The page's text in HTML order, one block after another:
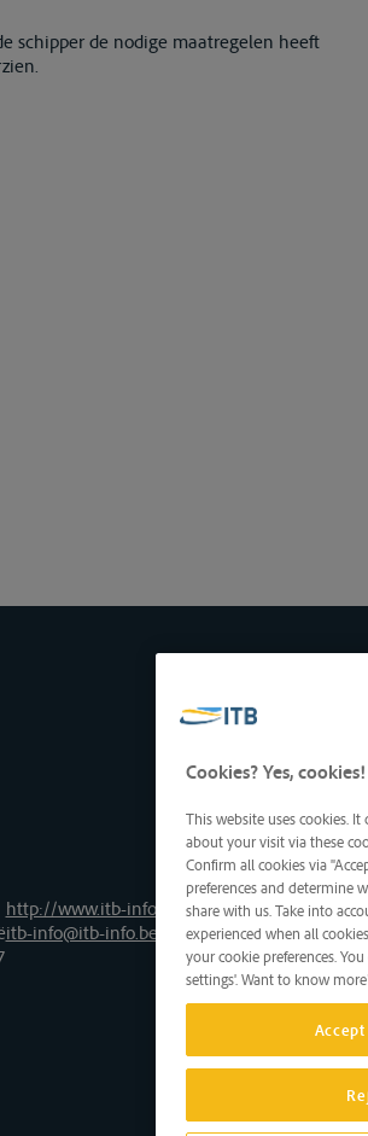
schipper de nodige maatregelen heeft
http://www.itb-info.be
itb-info@itb-info.be
Cookies? Yes, cookies!
This website uses cookies.
about your visit via these
Confirm all cookies via
preferences and determine
share with us. Take into
experienced when all
your cookie preferences.
settings'. Want to know
Accept